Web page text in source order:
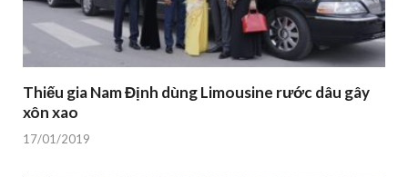
Thiếu gia Nam Định dùng Limousine rước dâu gây
xôn xao
17/01/2019